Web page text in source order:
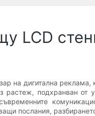
LCD
на дигитална
подхранван от
послания,